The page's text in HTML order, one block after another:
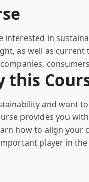
interested in
as well as
this
and want
provides you
how to align
player in